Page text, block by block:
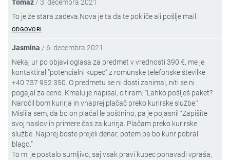
Tomaž / 3. decembra 2021
To je že stara zadeva.Nova je ta da te pokliče ali pošlje mail.
ODGOVORI
Jasmina / 6. decembra 2021
Nekaj ur po objavi oglasa za predmet v vrednosti 390 €, me je
kontaktiral “potencialni kupec” z romunske telefonske številke
+40 737 952 350. O predmetu se ni dosti zanimal, niti se ni
pogajal za ceno. Kmalu je napisal, citiram: “Lahko pošlješ paket?
Naročil bom kurirja in vnaprej plačač preko kurirske službe.”
Mislila sem, da bo on plačal le poštnino, pa je pojasnil “Zapišite
svoj naslov in primere čas za kurirja. Plačam preko kurirske
službe. Najprej boste prejeli denar, potem pa bo kurir pobral
blago.”
To mi je postalo sumljivo, saj vsak pravi kupec ponavadi vpraša,